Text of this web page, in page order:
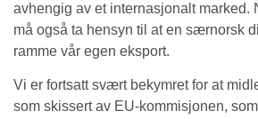
avhengig av et internasjonalt marked.
må også ta hensyn til at en særnorsk
ramme vår egen eksport.
Vi er fortsatt svært bekymret for at
som skissert av EU-kommisjonen,